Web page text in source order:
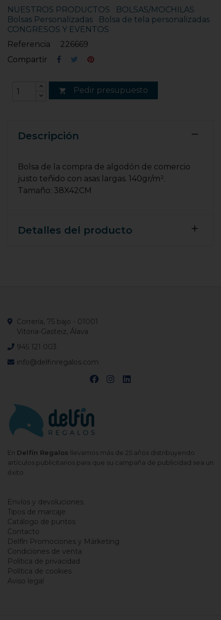
NUESTROS PRODUCTOS
BOLSAS/MOCHILAS
Bolsas Personalizadas
Bolsa de tela personalizadas
CONGRESOS Y EVENTOS
Referencia
226669
Compartir
 Pedir presupuesto
Descripción
Bolsa de la compra de algodón de comercio
justo teñido con asas largas. 140gr/m².
Tamaño: 38X42CM
Detalles del producto
En Delfín Regalos llevamos más de 25 años distribuyendo
artículos publicitarios para que su campaña de publicidad sea un
éxito.
Correría, 75 bajo - 01001
Vitoria-Gasteiz, Álava
945 121 003
info@delfinregalos.com
Envíos y devoluciones
Tipos de marcaje
Catálogo de puntos
Contacto
Delfín Promociones y Márketing
Condiciones de venta
Política de privacidad
Política de cookies
Aviso legal